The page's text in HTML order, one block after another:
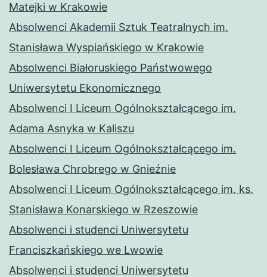
Matejki w Krakowie
Absolwenci Akademii Sztuk Teatralnych im.
Stanisława Wyspiańskiego w Krakowie
Absolwenci Białoruskiego Państwowego
Uniwersytetu Ekonomicznego
Absolwenci I Liceum Ogólnokształcącego im.
Adama Asnyka w Kaliszu
Absolwenci I Liceum Ogólnokształcącego im.
Bolesława Chrobrego w Gnieźnie
Absolwenci I Liceum Ogólnokształcącego im. ks.
Stanisława Konarskiego w Rzeszowie
Absolwenci i studenci Uniwersytetu
Franciszkańskiego we Lwowie
Absolwenci i studenci Uniwersytetu